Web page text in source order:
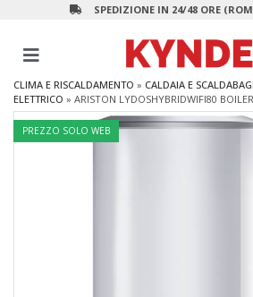
SPEDIZIONE IN 24/48 ORE
CLIMA E RISCALDAMENTO » CALDAIA E
ELETTRICO » ARISTON LYDOSHYBRIDWIFI80
PREZZO SOLO WEB